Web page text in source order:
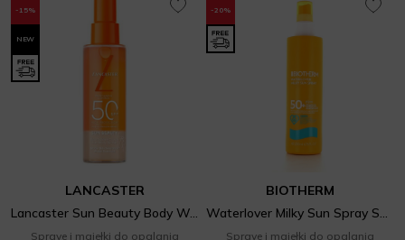
-15%
NEW
LANCASTER
Lancaster Sun Beauty Body Water SPF 50
Spraye i mgiełki do opalania
-20%
BIOTHERM
Waterlover Milky Sun Spray SPF 50
Spraye i mgiełki do opalania